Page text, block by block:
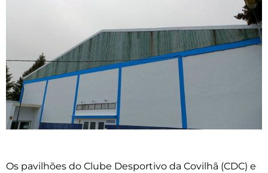
Os pavilhões do Clube Desportivo da Covilhã (CDC) e